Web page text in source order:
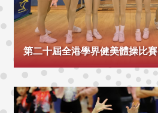
第二十屆全港學界健美體操比賽